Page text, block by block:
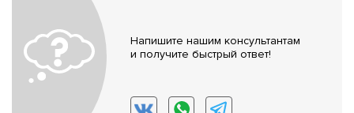
Напишите нашим консультантам
и получите быстрый ответ!